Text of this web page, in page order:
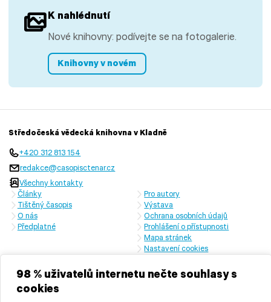
98 % uživatelů internetu nečte souhlasy s
cookies
K nahlédnutí
Nové knihovny: podívejte se na fotogalerie.
Knihovny v novém
Středočeská vědecká knihovna v Kladně
+420 312 813 154
redakce@casopisctenar.cz
Všechny kontakty
Články
Tištěný časopis
O nás
Předplatné
Pro autory
Výstava
Ochrana osobních údajů
Prohlášení o přístupnosti
Mapa stránek
Nastavení cookies
České republiky a Středočeského kraje